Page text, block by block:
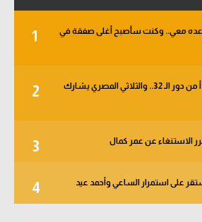
1
بوعده معي.. وكنت سأصبح أغلى صفقة في
2
خبر في الجول - الأهلي يبدأ من دور الـ 32.. والثلاثي المصري يشارك
3 الاستنغاء عن عمر كمال
4 على استمرار الساعي وأحمد عيد